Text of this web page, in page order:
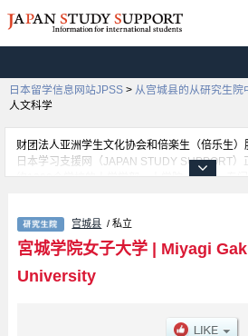
日本留学信息网站JPSS > 从宫城县的从研究生院
人文科学
财团法人亚洲学生文化协会和倍楽生（倍乐生
日本学习支援网（JAPAN STUDY SUPPORT
约1300个学校的大学学部、大学院、短大、专
Nutrition等各研究科的不同信息。招收名额、合
介绍、联系方式等外国留学生必要的信息都登载
网。
宫城县 / 私立
宮城学院女子大学| Miyagi
University